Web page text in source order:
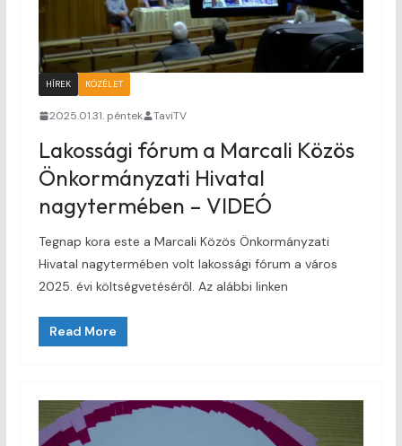
HÍREK KÖZÉLET
2025.01.31. péntek TaviTV
Lakossági fórum a Marcali Közös
Önkormányzati Hivatal
nagytermében – VIDEÓ
Tegnap kora este a Marcali Közös Önkormányzati
Hivatal nagytermében volt lakossági fórum a város
2025. évi költségvetéséről. Az alábbi linken
Read More